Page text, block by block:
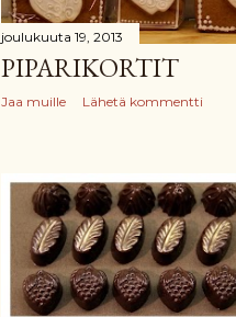
joulukuuta 19, 2013
PIPARIKORTIT
Jaa muille Lähetä kommentti